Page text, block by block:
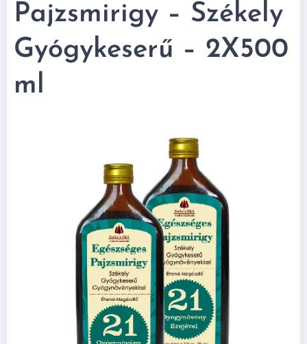
Pajzsmirigy – Székely
Gyógykeserű – 2X500
ml